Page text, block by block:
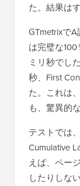
た。結果は
GTmetrixで
は完璧な
ミリ秒でし
秒、First
た。これは
も、驚異的
テストでは
Cumulative
えば、ペー
したりしな